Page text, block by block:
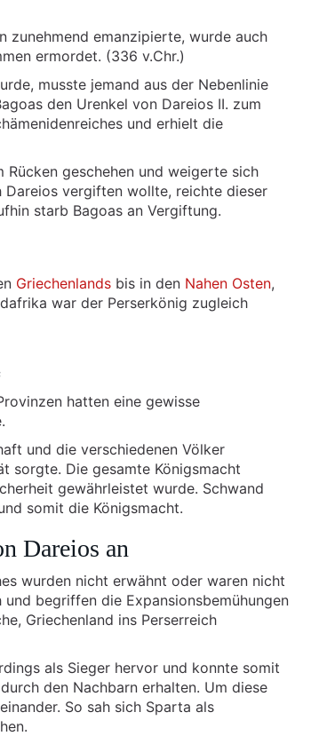
zunehmend emanzipierte, wurde auch
ermordet. (336 v.Chr.)
musste jemand aus der Nebenlinie
den Urenkel von Dareios II. zum
und erhielt die
geschehen und weigerte sich
Dareios vergiften wollte, reichte dieser
starb Bagoas an Vergiftung.
Griechenlands bis in den Nahen Osten,
war der Perserkönig zugleich
hatten eine gewisse
und die verschiedenen Völker
sorgte. Die gesamte Königsmacht
gewährleistet wurde. Schwand
somit die Königsmacht.
Dareios an
wurden nicht erwähnt oder waren nicht
begriffen die Expansionsbemühungen
Griechenland ins Perserreich
als Sieger hervor und konnte somit
den Nachbarn erhalten. Um diese
So sah sich Sparta als